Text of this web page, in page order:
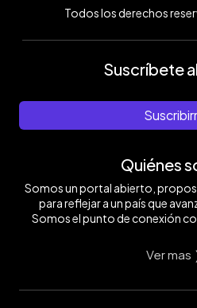
Todos los derechos
Suscríbete
Quiénes
Somos un portal abierto,
para reflejar a un país que
Somos el punto de conexión
Ver mas